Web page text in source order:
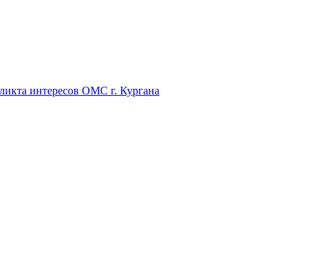
интересов ОМС г. Кургана